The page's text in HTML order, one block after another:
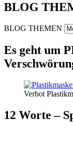
BLOG
BLOG THEMEN
Es geht um
Verbot
12 Worte –